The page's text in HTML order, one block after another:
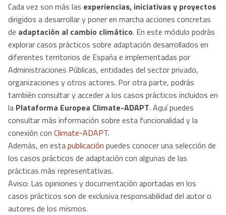
Cada vez son más las experiencias, iniciativas y proyectos
dirigidos a desarrollar y poner en marcha acciones concretas
de adaptación al cambio climático. En este módulo podrás
explorar casos prácticos sobre adaptación desarrollados en
diferentes territorios de España e implementadas por
Administraciones Públicas, entidades del sector privado,
organizaciones y otros actores. Por otra parte, podrás
también consultar y acceder a los casos prácticos incluidos en
la Plataforma Europea Climate-ADAPT. Aquí puedes
consultar más información sobre esta funcionalidad y la
conexión con Climate-ADAPT.
Además, en estapublicación puedes conocer una selección de
los casos prácticos de adaptación con algunas de las
prácticas más representativas​.
Aviso: ​Las opiniones y documentación aportadas en los
casos prácticos son de exclusiva responsabilidad del autor o
autores de los mismos.